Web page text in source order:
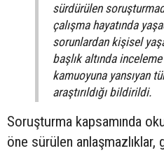
sürdürülen
çalışma hayatında
sorunlardan kişisel
başlık altında
kamuoyuna yansıyan
araştırıldığı bildirildi.
Soruşturma kapsamında
öne sürülen